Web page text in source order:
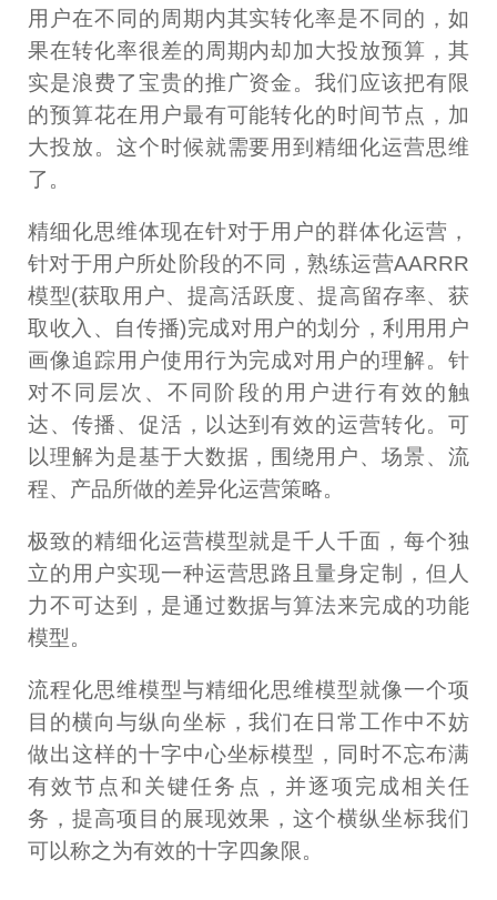
用户在不同的周期内其实转化率是不同的，如
果在转化率很差的周期内却加大投放预算，其
实是浪费了宝贵的推广资金。我们应该把有限
的预算花在用户最有可能转化的时间节点，加
大投放。这个时候就需要用到精细化运营思维
了。
精细化思维体现在针对于用户的群体化运营，
针对于用户所处阶段的不同，熟练运营AARRR
模型(获取用户、提高活跃度、提高留存率、获
取收入、自传播)完成对用户的划分，利用用户
画像追踪用户使用行为完成对用户的理解。针
对不同层次、不同阶段的用户进行有效的触
达、传播、促活，以达到有效的运营转化。可
以理解为是基于大数据，围绕用户、场景、流
程、产品所做的差异化运营策略。
极致的精细化运营模型就是千人千面，每个独
立的用户实现一种运营思路且量身定制，但人
力不可达到，是通过数据与算法来完成的功能
模型。
流程化思维模型与精细化思维模型就像一个项
目的横向与纵向坐标，我们在日常工作中不妨
做出这样的十字中心坐标模型，同时不忘布满
有效节点和关键任务点，并逐项完成相关任
务，提高项目的展现效果，这个横纵坐标我们
可以称之为有效的十字四象限。